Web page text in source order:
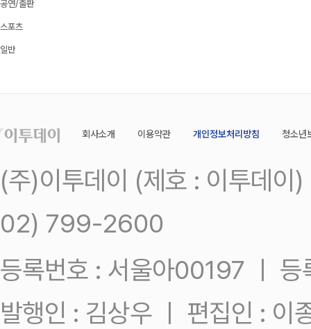
공연/출판
스포츠
일반
회사소개 이용약관 개인정보처리방침 청소년
(주)이투데이 (제호 : 이투데
02) 799-2600
등록번호 : 서울아00197 ㅣ
발행인 : 김상우 ㅣ 편집인 : 이